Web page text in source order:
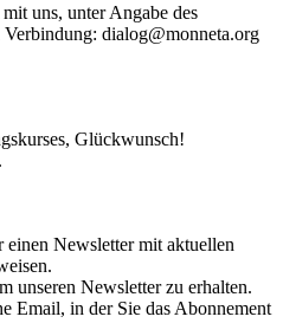
uns, unter Angabe des
dialog@monneta.org
Glückwunsch!
.
Newsletter mit aktuellen
unseren Newsletter zu erhalten.
Email, in der Sie das Abonnement